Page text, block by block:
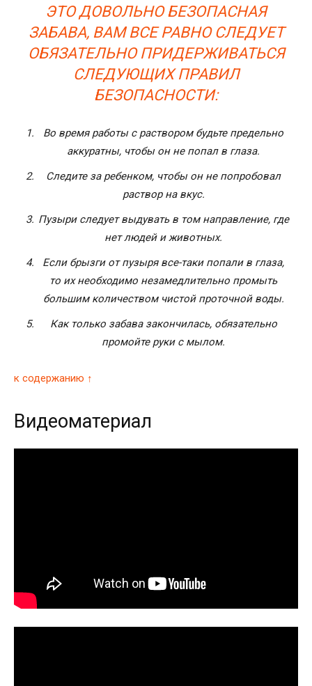
ЭТО ДОВОЛЬНО БЕЗОПАСНАЯ
ЗАБАВА, ВАМ ВСЕ РАВНО СЛЕДУЕТ
ОБЯЗАТЕЛЬНО ПРИДЕРЖИВАТЬСЯ
СЛЕДУЮЩИХ ПРАВИЛ
БЕЗОПАСНОСТИ:
Во время работы с раствором будьте предельно
аккуратны, чтобы он не попал в глаза.
Следите за ребенком, чтобы он не попробовал
раствор на вкус.
Пузыри следует выдувать в том направление, где
нет людей и животных.
Если брызги от пузыря все-таки попали в глаза,
то их необходимо незамедлительно промыть
большим количеством чистой проточной воды.
Как только забава закончилась, обязательно
промойте руки с мылом.
к содержанию ↑
Видеоматериал